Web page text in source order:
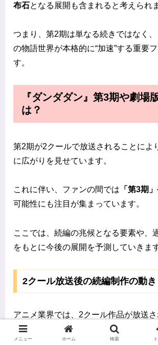
布石となる展開も含まれると考えられ
つまり、第2期は単なる続きではなく、
の物語世界が本格的に“加速”する重要
す。
『ダンダダン』第3期や劇場
は？
第2期が2クールで放送されることによ
に広がりを見せています。
これに伴い、ファンの間では 「第3期
可能性にも注目が集まっています。
ここでは、続編の兆候となる要素や、
をもとに今後の展開を予測していきます
2クール放送後の続編制作の動き
アニメ業界では、2クール作品が放送
聴率・配信再生数・円盤売上
などが一
挙げた場合、高確率で続編が制作され
メニュー ホーム 検索